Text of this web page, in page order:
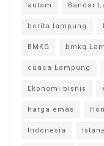
antam Bandar
berita lampung
BMKG bmkg
cuaca Lampung
Ekonomi bisnis
harga emas
Indonesia